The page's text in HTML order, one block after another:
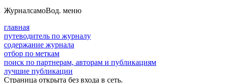
ЖурналсамоВод. меню
главная
путеводитель по журналу
содержание журнала
отбор по меткам
поиск по партнерам, авторам и публикациям
лучшие публикации
Страница открыта без входа в сеть.